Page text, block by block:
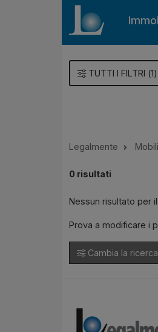
TUTTI I FILTRI (1)
Legalmente Mobili
0 risultati
Nessun risultato per
Prova a modificare i
Cambia la ricerca